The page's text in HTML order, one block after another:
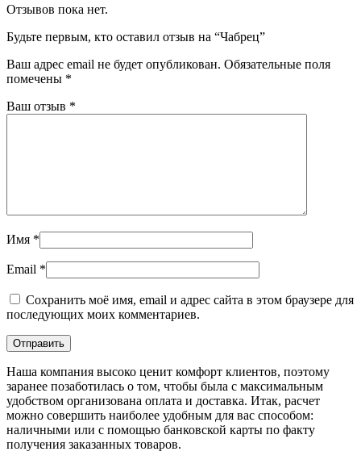
Отзывов пока нет.
Будьте первым, кто оставил отзыв на “Чабрец”
Ваш адрес email не будет опубликован. Обязательные поля
помечены *
Ваш отзыв *
Имя *
Email *
Сохранить моё имя, email и адрес сайта в этом браузере для
последующих моих комментариев.
Наша компания высоко ценит комфорт клиентов, поэтому
заранее позаботилась о том, чтобы была с максимальным
удобством организована оплата и доставка. Итак, расчет
можно совершить наиболее удобным для вас способом:
наличными или с помощью банковской карты по факту
получения заказанных товаров.